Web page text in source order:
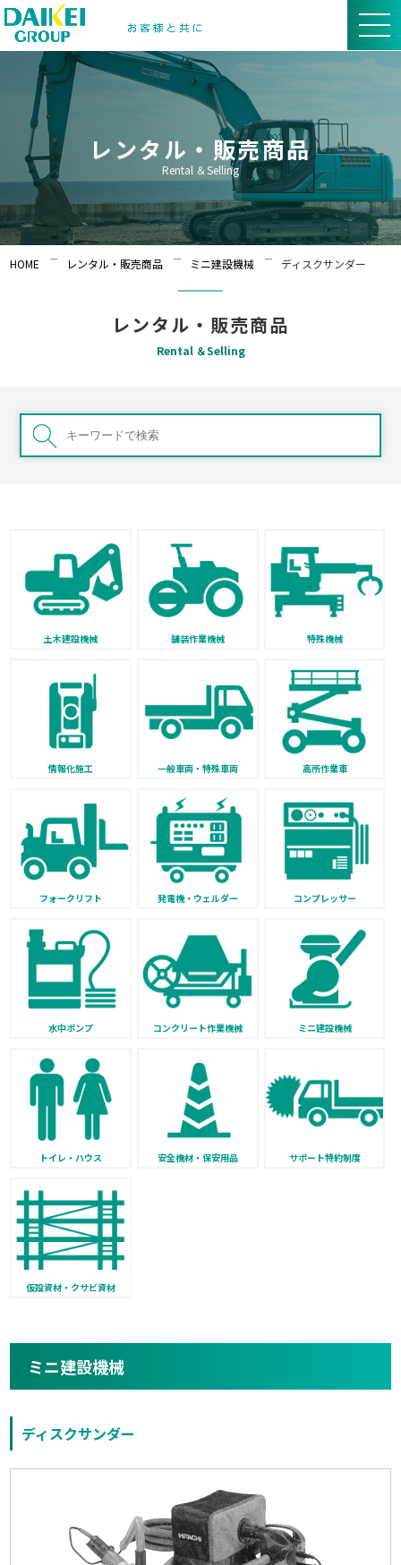
レンタル・販売商品
Rental ＆Selling
HOME レンタル・販売商品 ミニ建設機械 ディスクサンダー
レンタル・販売商品
Rental ＆Selling
土木建設機械 舗装作業機械 特殊機械
情報化施工 一般車両・特殊車両 高所作業車
フォークリフト 発電機・ウェルダー コンプレッサー
水中ポンプ コンクリート作業機械 ミニ建設機械
トイレ・ハウス 安全機材・保安用品 サポート特約制度
仮設資材・クサビ資材
ミニ建設機械
ディスクサンダー